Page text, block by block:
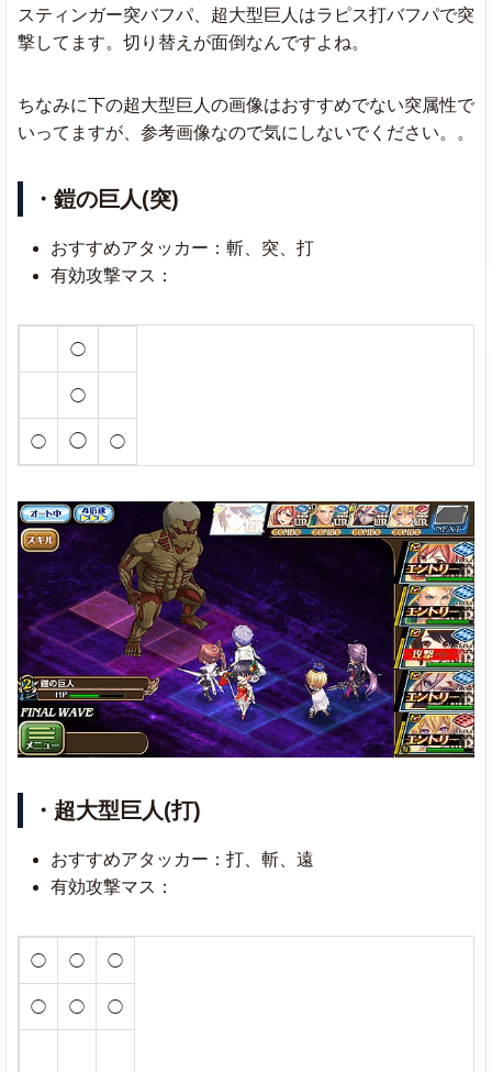
スティンガー突バフパ、超大型巨人はラピス打バフパで突
撃してます。切り替えが面倒なんですよね。
ちなみに下の超大型巨人の画像はおすすめでない突属性で
いってますが、参考画像なので気にしないでください。。
・鎧の巨人(突)
おすすめアタッカー：斬、突、打
有効攻撃マス：
◯
◯
◯ ◯ ◯
・超大型巨人(打)
おすすめアタッカー：打、斬、遠
有効攻撃マス：
◯ ◯ ◯
◯ ◯ ◯